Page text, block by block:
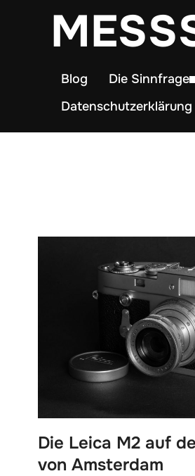
Blog Die Sinnfrage
Datenschutzerklärung
Die Leica M2 auf
von Amsterdam